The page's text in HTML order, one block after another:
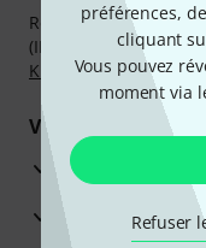
préférences,
cliquant
Vous pouvez
moment via
Refuser
Réglez de manière
(IBAN/BIC), PayPal,
Klarna Payer en 3
Vos avantages
Ga­ran­tie
Garantie 30